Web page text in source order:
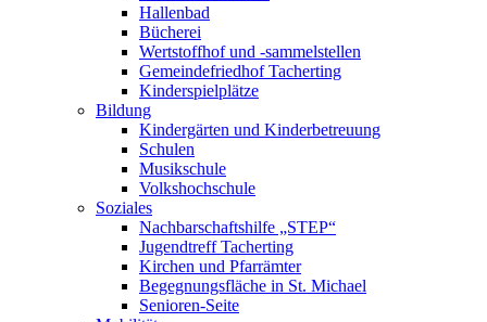
Hallenbad
Bücherei
Wertstoffhof und -sammelstellen
Gemeindefriedhof Tacherting
Kinderspielplätze
Bildung
Kindergärten und Kinderbetreuung
Schulen
Musikschule
Volkshochschule
Soziales
Nachbarschaftshilfe „STEP“
Jugendtreff Tacherting
Kirchen und Pfarrämter
Begegnungsfläche in St. Michael
Senioren-Seite